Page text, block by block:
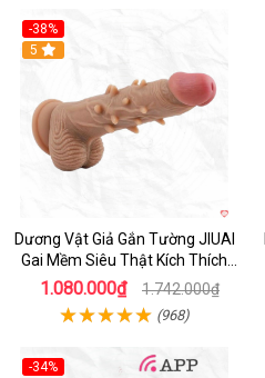
-38%
5
Dương Vật Giả Gắn Tường JIUAI
Gai Mềm Siêu Thật Kích Thích
Cực Đỉnh
1.080.000₫ 1.742.000₫
(968)
-34%